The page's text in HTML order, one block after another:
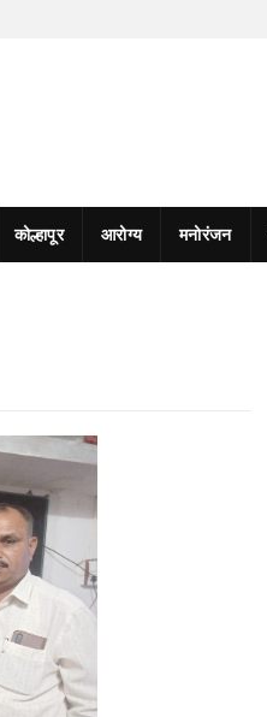
कोल्हापूर आरोग्य मनोरंजन